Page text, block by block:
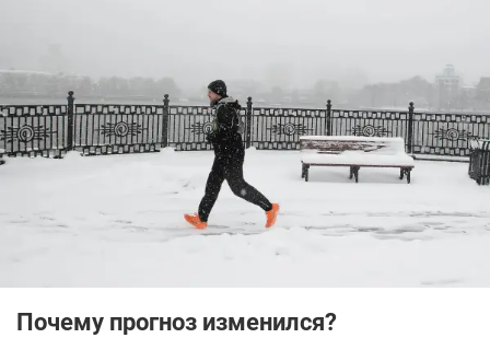
Почему прогноз изменился?